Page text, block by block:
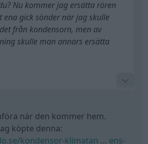
när tycket var högt nog.. endå
rejält högt tryck när han kom
1
Nu kommer jag ersätta rören
ena gick sönder när jag skulle
från kondensorn, men av
skulle man annars ersätta
-16. Har kylmedel r134a.
kondensorer har en tjocklek
att det ena röret inte passar
när den kommer hem.
köpte denna:
kondensor-klimatan … ens-